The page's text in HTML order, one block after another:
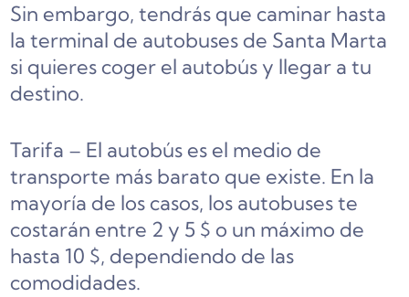
Sin embargo, tendrás que caminar hasta
la terminal de autobuses de Santa Marta
si quieres coger el autobús y llegar a tu
destino.
Tarifa – El autobús es el medio de
transporte más barato que existe. En la
mayoría de los casos, los autobuses te
costarán entre 2 y 5 $ o un máximo de
hasta 10 $, dependiendo de las
comodidades.